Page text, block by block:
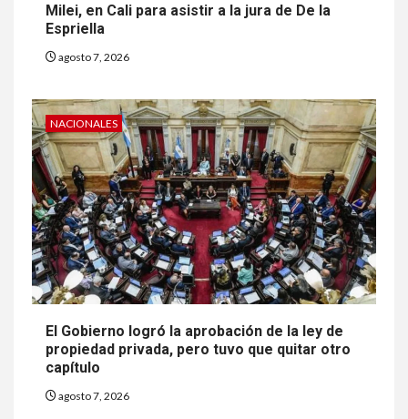
Milei, en Cali para asistir a la jura de De la
Espriella
agosto 7, 2026
NACIONALES
El Gobierno logró la aprobación de la ley de
propiedad privada, pero tuvo que quitar otro
capítulo
agosto 7, 2026